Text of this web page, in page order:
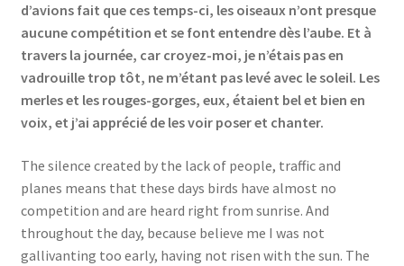
Locations
My Bookings
Private
d’avions fait que ces temps-ci, les oiseaux n’ont presque
aucune compétition et se font entendre dès l’aube. Et à
travers la journée, car croyez-moi, je n’étais pas en
vadrouille trop tôt, ne m’étant pas levé avec le soleil. Les
merles et les rouges-gorges, eux, étaient bel et bien en
voix, et j’ai apprécié de les voir poser et chanter.
The silence created by the lack of people, traffic and
planes means that these days birds have almost no
competition and are heard right from sunrise. And
throughout the day, because believe me I was not
gallivanting too early, having not risen with the sun. The